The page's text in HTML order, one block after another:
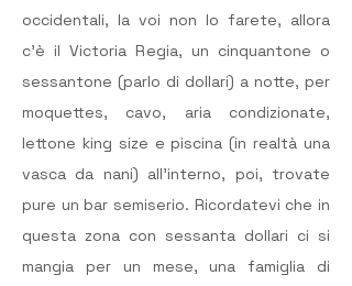
occidentali, la voi non lo farete, allora
c’è il Victoria Regia, un cinquantone o
sessantone (parlo di dollari) a notte, per
moquettes, cavo, aria condizionate,
lettone king size e piscina (in realtà una
vasca da nani) all’interno, poi, trovate
pure un bar semiserio. Ricordatevi che in
questa zona con sessanta dollari ci si
mangia per un mese, una famiglia di